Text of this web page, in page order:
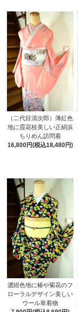
（二代目清次郎）薄紅色
地に霞花枝美しい正絹浜
ちりめん訪問着
16,800円(税込18,480円)
濃紺色地に椿や菊花のフ
ローラルデザイン美しい
ウール単着物